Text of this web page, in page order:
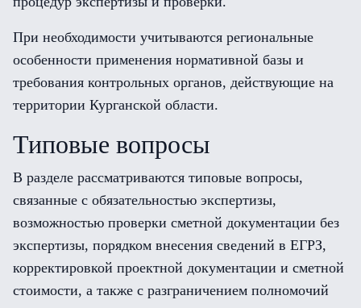
При необходимости учитываются региональные
особенности применения нормативной базы и
требования контрольных органов, действующие на
территории Курганской области.
Типовые вопросы
В разделе рассматриваются типовые вопросы,
связанные с обязательностью экспертизы,
возможностью проверки сметной документации без
экспертизы, порядком внесения сведений в ЕГРЗ,
корректировкой проектной документации и сметной
стоимости, а также с разграничением полномочий